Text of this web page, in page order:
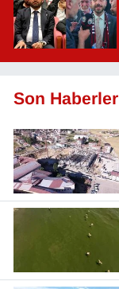
Son Haberler